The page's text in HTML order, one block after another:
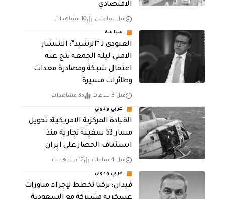
الاقتصادي
قبل ساعتين 10 مشاهدات
سياسة
العبودي لـ “الرشيد”: الانتشار
الامني ليلة الجمعة نتج عنه
اعتقال شبكة ومصادرة معدات
وطائرات مسيرة
قبل 3 ساعات 35 مشاهدات
عربي ودولي
القيادة المركزية الامريكية: تحويل
مسار 53 سفينة تجارية منذ
استئناف الحصار على ايران
قبل 4 ساعات 12 مشاهدات
عربي ودولي
فيدان: تركيا تخطط لإجراء مناورات